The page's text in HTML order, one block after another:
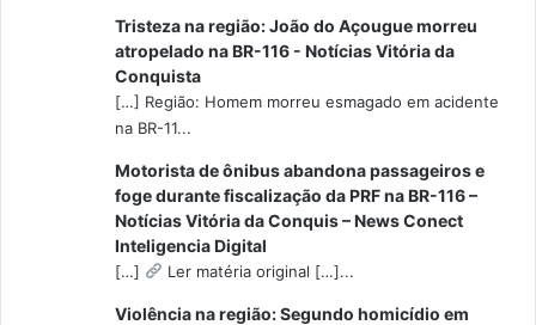
Tristeza na região: João do Açougue morreu
atropelado na BR-116 - Notícias Vitória da
Conquista
[…] Região: Homem morreu esmagado em acidente
na BR-11...
Motorista de ônibus abandona passageiros e
foge durante fiscalização da PRF na BR-116 –
Notícias Vitória da Conquis – News Conect
Inteligencia Digital
[…] Ler matéria original […]...
Violência na região: Segundo homicídio em